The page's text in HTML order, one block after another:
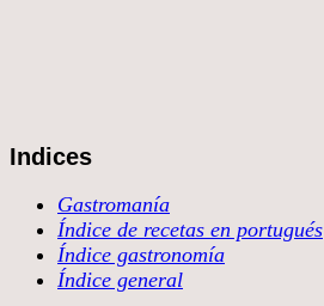
Indices
Gastromanía
Índice de recetas en portugués
Índice gastronomía
Índice general